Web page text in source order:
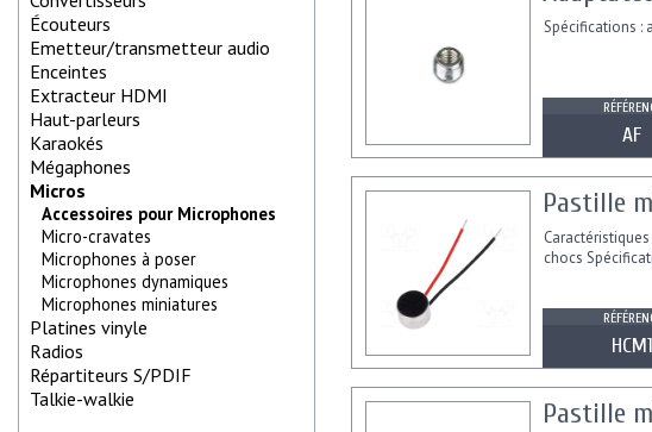
Écouteurs
Emetteur/transmetteur audio
Enceintes
Extracteur HDMI
Haut-parleurs
Karaokés
Mégaphones
Micros
Accessoires pour Microphones
Micro-cravates
Microphones à poser
Microphones dynamiques
Microphones miniatures
Platines vinyle
Radios
Répartiteurs S/PDIF
Talkie-walkie
Spécifications :
AF
Pastille
chocs
HCM1
Pastille